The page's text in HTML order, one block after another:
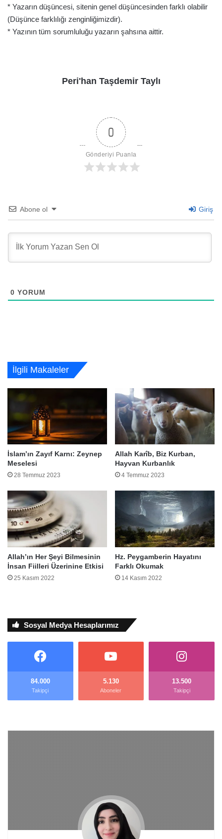
* Yazarın düşüncesi, sitenin genel düşüncesinden farklı olabilir
(Düşünce farklılığı zenginliğimizdir).
* Yazının tüm sorumluluğu yazarın şahsına aittir.
Peri'han Taşdemir Taylı
0
Gönderiyi Puanla
Abone ol Giriş
0 YORUM
İlgili Makaleler
İslam’ın Zayıf Karnı: Zeynep
Meselesi
28 Temmuz 2023
Allah Karîb, Biz Kurban,
Hayvan Kurbanlık
4 Temmuz 2023
Allah’ın Her Şeyi Bilmesinin
İnsan Fiilleri Üzerinine Etkisi
25 Kasım 2022
Hz. Peygamberin Hayatını
Farklı Okumak
14 Kasım 2022
Sosyal Medya Hesaplarımız
84.000
Takipçi
5.130
Aboneler
13.500
Takipçi